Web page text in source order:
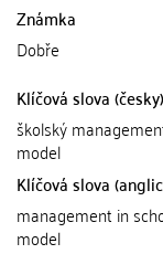
Známka
Dobře
Klíčová slova (česky)
školský
model
Klíčová slova
management in
model